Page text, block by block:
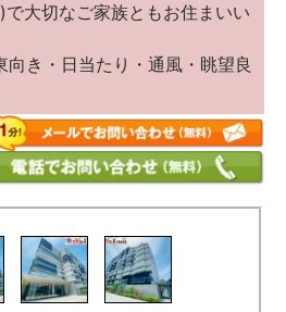
大切なご家族ともお住まいい
き・日当たり・通風・眺望良